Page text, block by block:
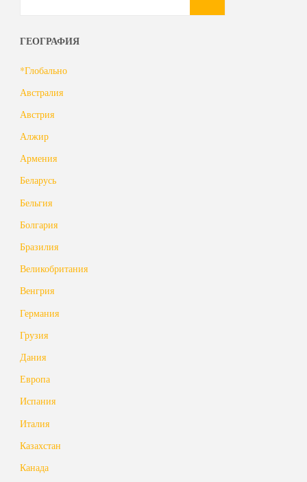
ГЕОГРАФИЯ
*Глобально
Австралия
Австрия
Алжир
Армения
Беларусь
Бельгия
Болгария
Бразилия
Великобритания
Венгрия
Германия
Грузия
Дания
Европа
Испания
Италия
Казахстан
Канада